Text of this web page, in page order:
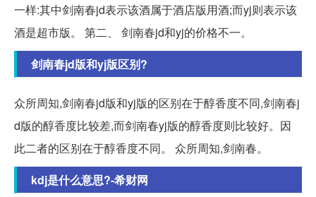
一样:其中剑南春jd表示该酒属于酒店版用酒;而yj则表示该
酒是超市版。 第二、 剑南春jd和yj的价格不一。
剑南春jd版和yj版区别?
众所周知,剑南春jd版和yj版的区别在于醇香度不同,剑南春j
d版的醇香度比较差,而剑南春yj版的醇香度则比较好。因
此二者的区别在于醇香度不同。 众所周知,剑南春。
kdj是什么意思?-希财网